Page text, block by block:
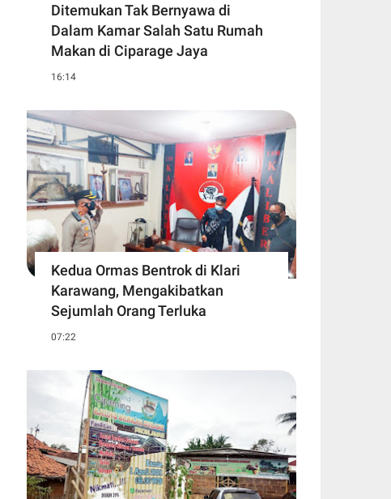
Ditemukan Tak Bernyawa di
Dalam Kamar Salah Satu Rumah
Makan di Ciparage Jaya
16:14
Kedua Ormas Bentrok di Klari
Karawang, Mengakibatkan
Sejumlah Orang Terluka
07:22